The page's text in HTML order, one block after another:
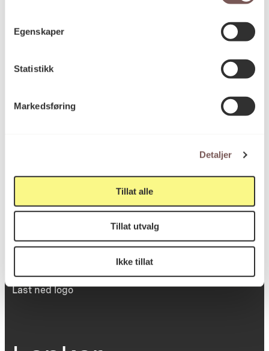
Egenskaper
Statistikk
Markedsføring
Detaljer
Tillat alle
Tillat utvalg
Ikke tillat
inngang Løkkeveien,
Viktig info
Utbetaling og fakturering
Personvernerklæring
Dokumentasjonsskjema
Last ned logo